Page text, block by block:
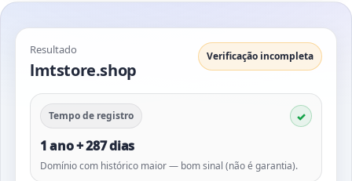
Resultado
lmtstore.shop
Verificação incompleta
Tempo de registro
1 ano + 287 dias
Domínio com histórico maior — bom sinal (não é garantia).